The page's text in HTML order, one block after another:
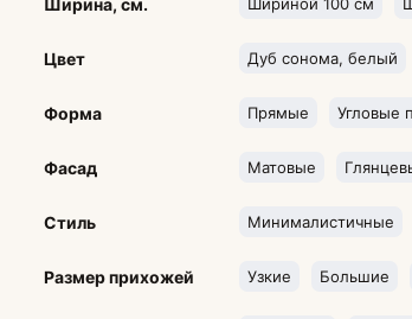
Цвет Дуб сонома, белый
Форма Прямые Угловые
Фасад Матовые
Стиль Минималистичные
Размер прихожей Узкие Большие